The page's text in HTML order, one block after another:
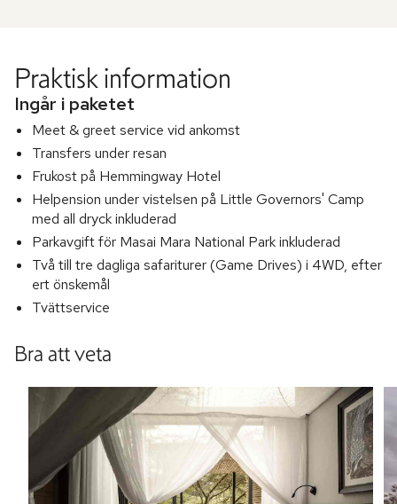
Praktisk information
Ingår i paketet
Meet & greet service vid ankomst
Transfers under resan
Frukost på Hemmingway Hotel
Helpension under vistelsen på Little Governors' Camp
med all dryck inkluderad
Parkavgift för Masai Mara National Park inkluderad
Två till tre dagliga safariturer (Game Drives) i 4WD, efter
ert önskemål
Tvättservice
Bra att veta